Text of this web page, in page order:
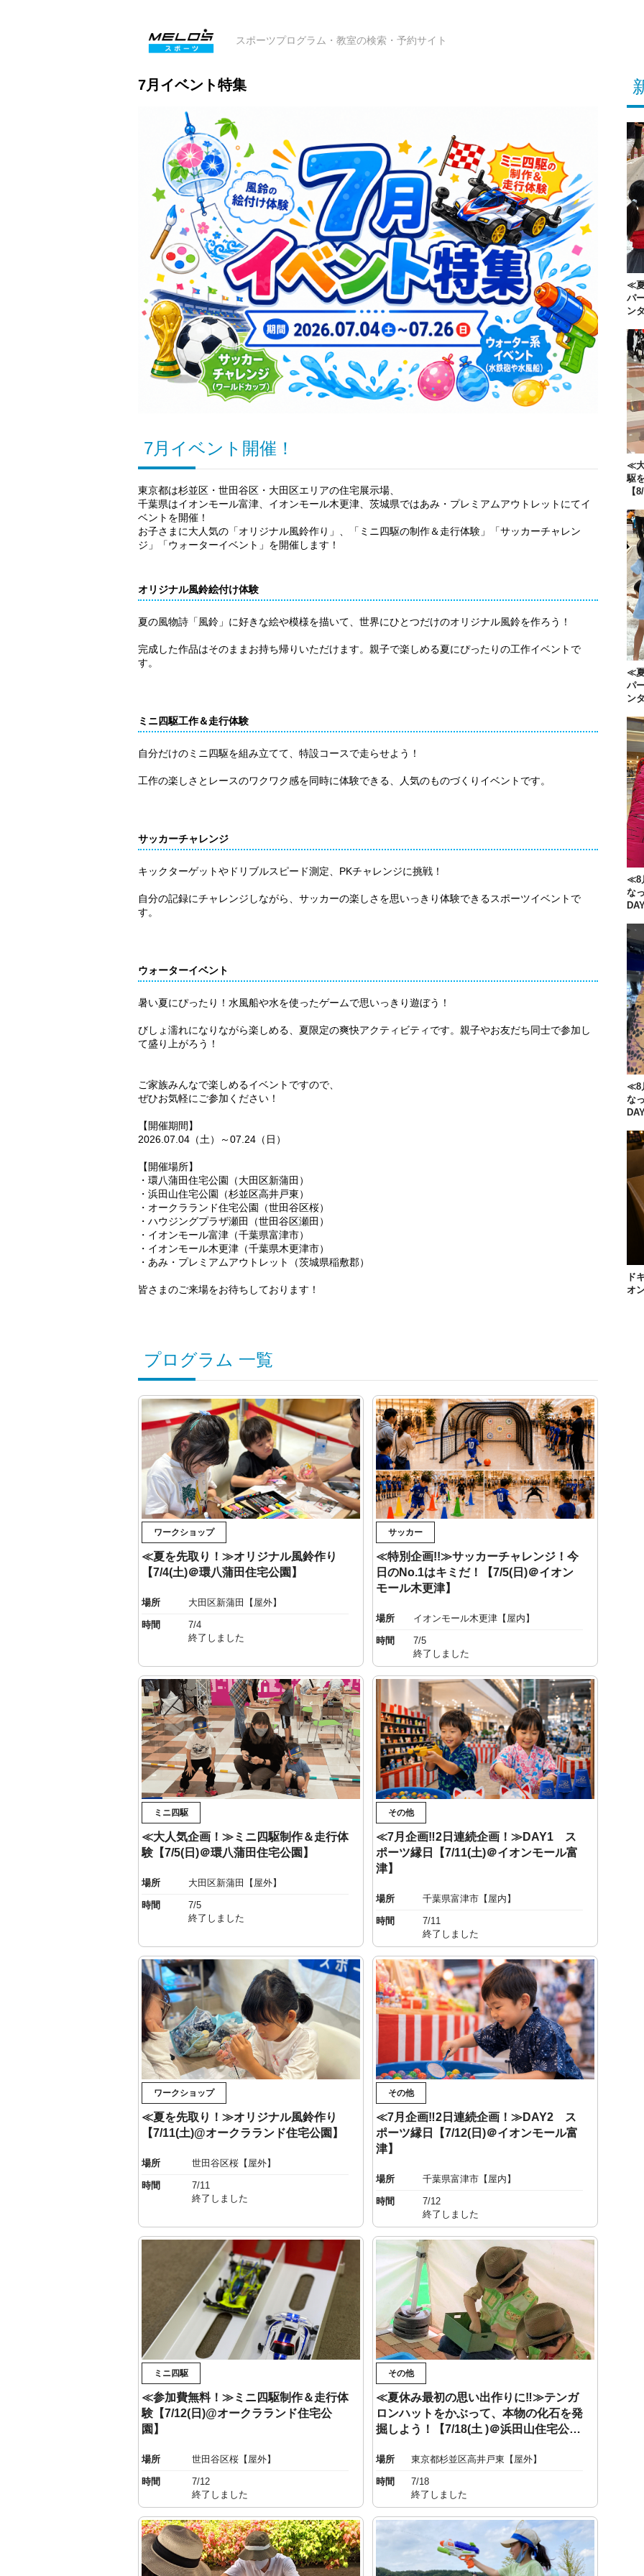
スポーツプログラム・教室の検索・予約サイト
7月イベント特集
7月イベント開催！
東京都は杉並区・世田谷区・大田区エリアの住宅展示場、
千葉県はイオンモール富津、イオンモール木更津、茨城県ではあみ・プレミアムアウトレットにてイ
ベントを開催！
お子さまに大人気の「オリジナル風鈴作り」、「ミニ四駆の制作＆走行体験」「サッカーチャレン
ジ」「ウォーターイベント」を開催します！
オリジナル風鈴絵付け体験
夏の風物詩「風鈴」に好きな絵や模様を描いて、世界にひとつだけのオリジナル風鈴を作ろう！
完成した作品はそのままお持ち帰りいただけます。親子で楽しめる夏にぴったりの工作イベントで
す。
ミニ四駆工作＆走行体験
自分だけのミニ四駆を組み立てて、特設コースで走らせよう！
工作の楽しさとレースのワクワク感を同時に体験できる、人気のものづくりイベントです。
サッカーチャレンジ
キックターゲットやドリブルスピード測定、PKチャレンジに挑戦！
自分の記録にチャレンジしながら、サッカーの楽しさを思いっきり体験できるスポーツイベントで
す。
ウォーターイベント
暑い夏にぴったり！水風船や水を使ったゲームで思いっきり遊ぼう！
びしょ濡れになりながら楽しめる、夏限定の爽快アクティビティです。親子やお友だち同士で参加し
て盛り上がろう！
ご家族みんなで楽しめるイベントですので、
ぜひお気軽にご参加ください！
【開催期間】
2026.07.04（土）～07.24（日）
【開催場所】
・環八蒲田住宅公園（大田区新蒲田）
・浜田山住宅公園（杉並区高井戸東）
・オークラランド住宅公園（世田谷区桜）
・ハウジングプラザ瀬田（世田谷区瀬田）
・イオンモール富津（千葉県富津市）
・イオンモール木更津（千葉県木更津市）
・あみ・プレミアムアウトレット（茨城県稲敷郡）
皆さまのご来場をお待ちしております！
プログラム 一覧
ワークショップ
≪夏を先取り！≫オリジナル風鈴作り
【7/4(土)＠環八蒲田住宅公園】
場所 大田区新蒲田【屋外】
時間
7/4
終了しました
サッカー
≪特別企画!!≫サッカーチャレンジ！今
日のNo.1はキミだ！【7/5(日)＠イオン
モール木更津】
場所 イオンモール木更津【屋内】
時間
7/5
終了しました
ミニ四駆
≪大人気企画！≫ミニ四駆制作＆走行体
験【7/5(日)＠環八蒲田住宅公園】
場所 大田区新蒲田【屋外】
時間
7/5
終了しました
その他
≪7月企画‼︎2日連続企画！≫DAY1 ス
ポーツ縁日【7/11(土)＠イオンモール富
津】
場所 千葉県富津市【屋内】
時間
7/11
終了しました
ワークショップ
≪夏を先取り！≫オリジナル風鈴作り
【7/11(土)@オークラランド住宅公園】
場所 世田谷区桜【屋外】
時間
7/11
終了しました
その他
≪7月企画‼︎2日連続企画！≫DAY2 ス
ポーツ縁日【7/12(日)＠イオンモール富
津】
場所 千葉県富津市【屋内】
時間
7/12
終了しました
ミニ四駆
≪参加費無料！≫ミニ四駆制作＆走行体
験【7/12(日)@オークラランド住宅公
園】
場所 世田谷区桜【屋外】
時間
7/12
終了しました
その他
≪夏休み最初の思い出作りに‼≫テンガ
ロンハットをかぶって、本物の化石を発
掘しよう！【7/18(土 )＠浜田山住宅公
場所 東京都杉並区高井戸東【屋外】
時間
7/18
終了しました
≪夏
パ
ン
≪大
駆
【
≪夏
パ
ン
≪8
な
≪8
な
ド
オ